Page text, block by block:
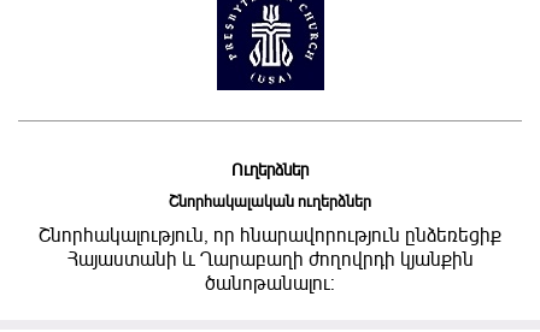
Ուղերձներ
Շնորհակալական ուղերձներ
Շնորհակալություն, որ հնարավորություն ընձեռեցիք
Հայաստանի և Ղարաբաղի ժողովրդի կյանքին
ծանոթանալու: